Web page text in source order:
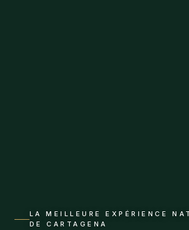
LA MEILLEURE EXPÉRIENCE
DE CARTAGENA